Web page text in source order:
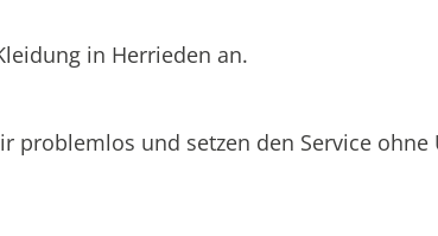
in Herrieden an.
und setzen den Service ohne